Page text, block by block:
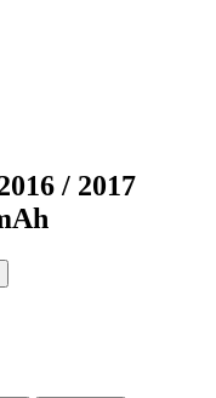
/ 2017